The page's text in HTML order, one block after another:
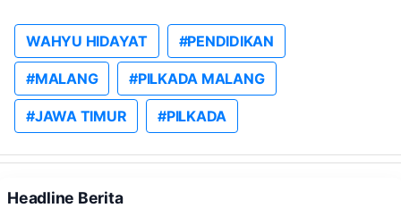
WAHYU HIDAYAT #PENDIDIKAN
#MALANG #PILKADA MALANG
#JAWA TIMUR #PILKADA
Headline Berita